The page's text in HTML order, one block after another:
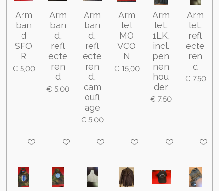
Arm
ban
d
SFO
R
€ 5,00
In winkelwagen
Arm
ban
d,
refl
ecte
ren
d
€ 5,00
In winkelwagen
Arm
ban
d,
refl
ecte
ren
d,
cam
oufl
age
€ 5,00
In winkelwagen
Arm
let
MO
VCO
N
€ 15,00
In winkelwagen
Arm
let,
1LK,
incl.
pen
nen
hou
der
€ 7,50
In winkelwagen
Arm
let,
refl
ecte
ren
d
€ 7,50
In